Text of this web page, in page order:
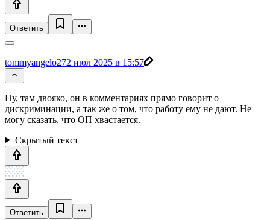
Ответить
tommyangelo272 июл 2025 в 15:57
Ну, там двояко, он в комментариях прямо говорит о
дискриминации, а так же о том, что работу ему не дают. Не
могу сказать, что ОП хвастается.
Скрытый текст
Ответить